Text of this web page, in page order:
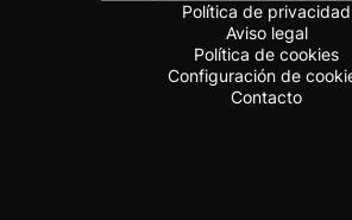
Política de privacidad
Aviso legal
Política de cookies
Configuración de
Contacto